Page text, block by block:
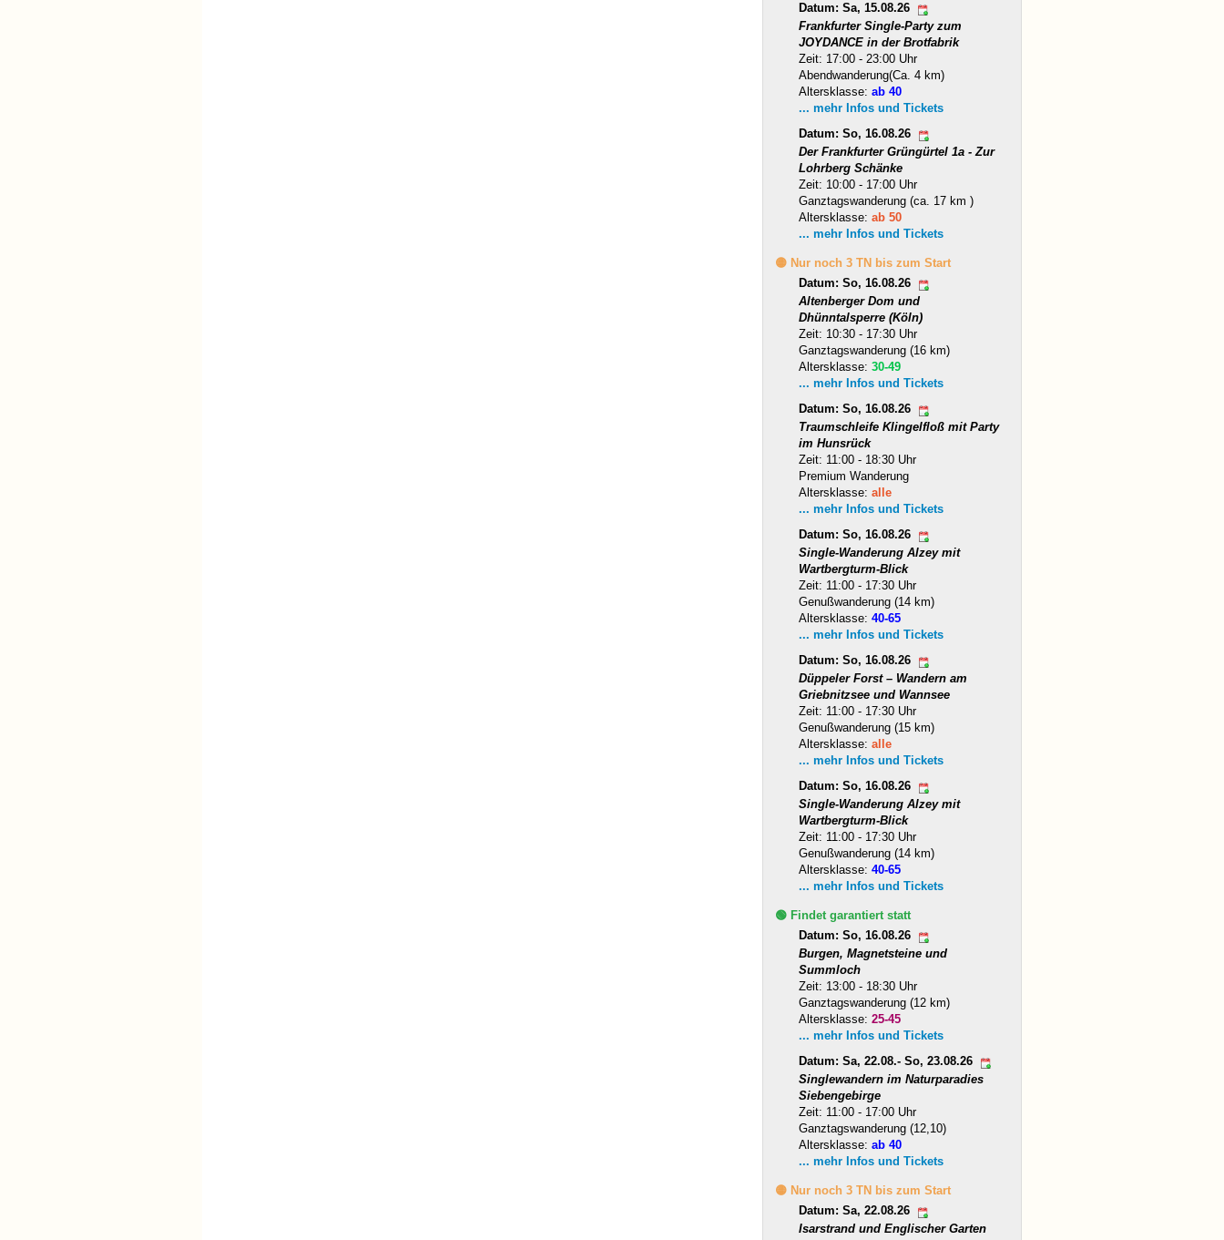
Datum: Sa, 15.08.26
Frankfurter Single-Party zum
JOYDANCE in der Brotfabrik
Zeit: 17:00 - 23:00 Uhr
Abendwanderung(Ca. 4 km)
Altersklasse:ab 40
... mehr Infos und Tickets
Datum: So, 16.08.26
Der Frankfurter Grüngürtel 1a - Zur
Lohrberg Schänke
Zeit: 10:00 - 17:00 Uhr
Ganztagswanderung (ca. 17 km )
Altersklasse:ab 50
... mehr Infos und Tickets
🟡 Nur noch 3 TN bis zum Start
Datum: So, 16.08.26
Altenberger Dom und
Dhünntalsperre (Köln)
Zeit: 10:30 - 17:30 Uhr
Ganztagswanderung (16 km)
Altersklasse:30-49
... mehr Infos und Tickets
Datum: So, 16.08.26
Traumschleife Klingelfloß mit Party
im Hunsrück
Zeit: 11:00 - 18:30 Uhr
Premium Wanderung
Altersklasse:alle
... mehr Infos und Tickets
Datum: So, 16.08.26
Single-Wanderung Alzey mit
Wartbergturm-Blick
Zeit: 11:00 - 17:30 Uhr
Genußwanderung (14 km)
Altersklasse:40-65
... mehr Infos und Tickets
Datum: So, 16.08.26
Düppeler Forst – Wandern am
Griebnitzsee und Wannsee
Zeit: 11:00 - 17:30 Uhr
Genußwanderung (15 km)
Altersklasse:alle
... mehr Infos und Tickets
Datum: So, 16.08.26
Single-Wanderung Alzey mit
Wartbergturm-Blick
Zeit: 11:00 - 17:30 Uhr
Genußwanderung (14 km)
Altersklasse:40-65
... mehr Infos und Tickets
🟢 Findet garantiert statt
Datum: So, 16.08.26
Burgen, Magnetsteine und
Summloch
Zeit: 13:00 - 18:30 Uhr
Ganztagswanderung (12 km)
Altersklasse:25-45
... mehr Infos und Tickets
Datum: Sa, 22.08.- So, 23.08.26
Singlewandern im Naturparadies
Siebengebirge
Zeit: 11:00 - 17:00 Uhr
Ganztagswanderung (12,10)
Altersklasse:ab 40
... mehr Infos und Tickets
🟡 Nur noch 3 TN bis zum Start
Datum: Sa, 22.08.26
Isarstrand und Englischer Garten